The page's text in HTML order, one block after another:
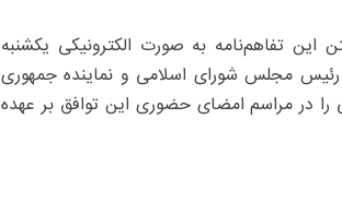
تفاهم‌نامه به صورت الکترونیکی یکشنبه
مجلس شورای اسلامی و نماینده جمهوری
در مراسم امضای حضوری این توافق بر عهده